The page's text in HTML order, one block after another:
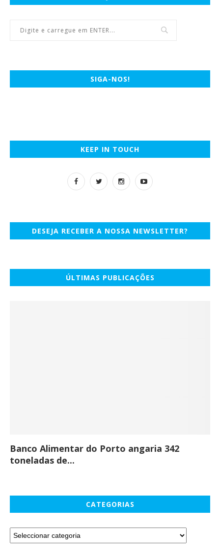
SIGA-NOS!
KEEP IN TOUCH
DESEJA RECEBER A NOSSA NEWSLETTER?
ÚLTIMAS PUBLICAÇÕES
Banco Alimentar do Porto angaria 342
toneladas de...
CATEGORIAS